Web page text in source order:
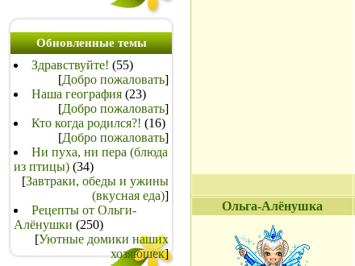
Обновленные темы
Здравствуйте! (55)
[Добро пожаловать]
Наша география (23)
[Добро пожаловать]
Кто когда родился?! (16)
[Добро пожаловать]
Ни пуха, ни пера (блюда
из птицы) (34)
[Завтраки, обеды и ужины
(вкусная еда)]
Рецепты от Ольги-
Алёнушки (250)
[Уютные домики наших
хозяюшек]
Ольга-Алёнушка